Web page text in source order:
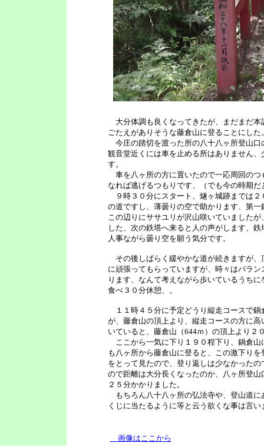
大分体調も良くなってきたが、まだまだ本
ごたえがありそうな藤倉山に登ることにした
今庄の踏切を渡った所の八十八ヶ所登山口
観音堂近くには車を止める所はありません
す。
車を八ヶ所の方に置いたので一応周回のつ
なれば逃げるつもりです、（でも今の時期
９時３０分にスタート、燧ヶ城跡までは２
の道ですし、薄曇りの空で助かります、第
この辺りにササユリが沢山咲いていました
した、次の鉄塔へ来ると人の声がします、
人事ながら曇り空を願う気分です。
その後しばらく緩やかな道が続きますが、
に頑張ってもらっていますが、時々はバラ
ります、なんて考えながら歩いているうち
食べ３０分休憩、。
１１時４５分に予定どうり縦走コースで鍋
が、藤倉山の頂上より、縦走コースの方に
いていると、藤倉山（644ｍ）の頂上より２
ここから一気に下り１９０程下り、鍋倉山
も八ヶ所から藤倉山に登ると、この激下り
をとって見たので、登り返しは少なかった
ので距離は大分長くなったのか、八ヶ所登
２５分かかりました。
もちろん八十八ヶ所の弘法寺や、登山道に
くじに当たるように等と云う欲くな事は言
画像はここから